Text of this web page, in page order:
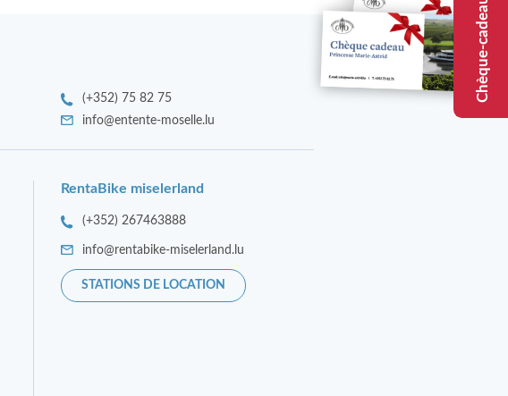
Chèque-cadeau
(+352) 75 82 75
info@entente-moselle.lu
RentaBike miselerland
(+352) 267463888
info@rentabike-miselerland.lu
STATIONS DE LOCATION